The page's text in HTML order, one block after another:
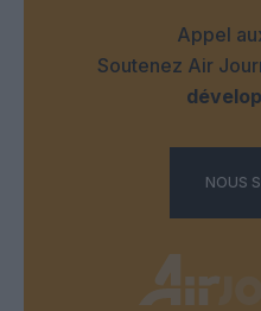
Appel
Soutenez Air
NOUS